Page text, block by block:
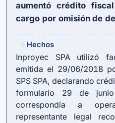
aumentó crédito
cargo por omisión de
Hechos
Inproyec SPA utilizó
emitida el 29/06/2018
SPS SPA, declarando
formulario 29 de
correspondía a
representante legal